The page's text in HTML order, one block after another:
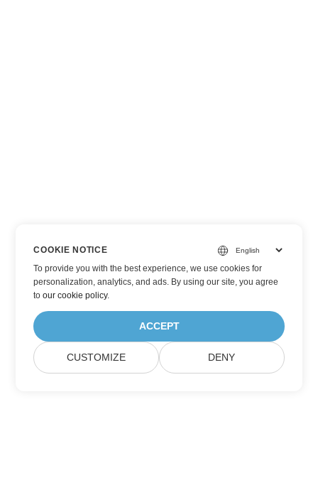
COOKIE NOTICE
To provide you with the best experience, we use cookies for
personalization, analytics, and ads. By using our site, you agree
toour cookie policy.
ACCEPT
CUSTOMIZE DENY